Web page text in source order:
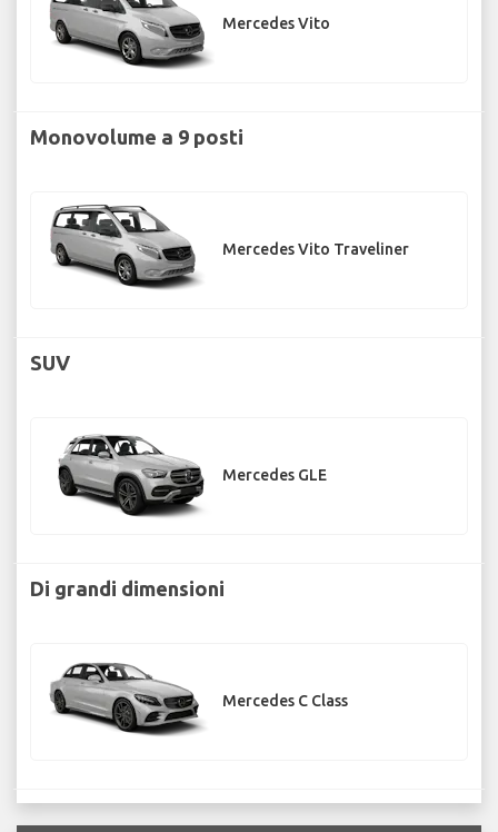
Mercedes Vito
Monovolume a 9 posti
Mercedes Vito Traveliner
SUV
Mercedes GLE
Di grandi dimensioni
Mercedes C Class